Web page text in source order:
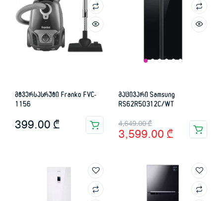
მტვერსასრუტი Franko FVC-
1156
399.00 ₾
მაცივარი Samsung
RS62R50312C/WT
4,649.00₾
Original
price
4,649.00 ₾.
3,599.00 ₾
Current
price
3,599.00 ₾.